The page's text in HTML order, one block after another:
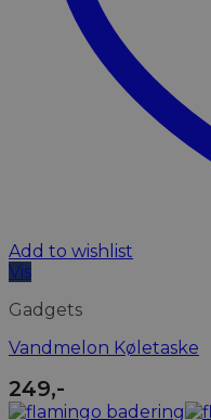
Add to wishlist
Vis
Gadgets
Vandmelon Køletaske
249,-